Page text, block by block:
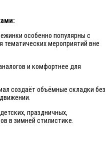
особенно популярны с
тематических мероприятий вне
и комфортнее для
создаёт объёмные складки без
праздничных,
в зимней стилистике.